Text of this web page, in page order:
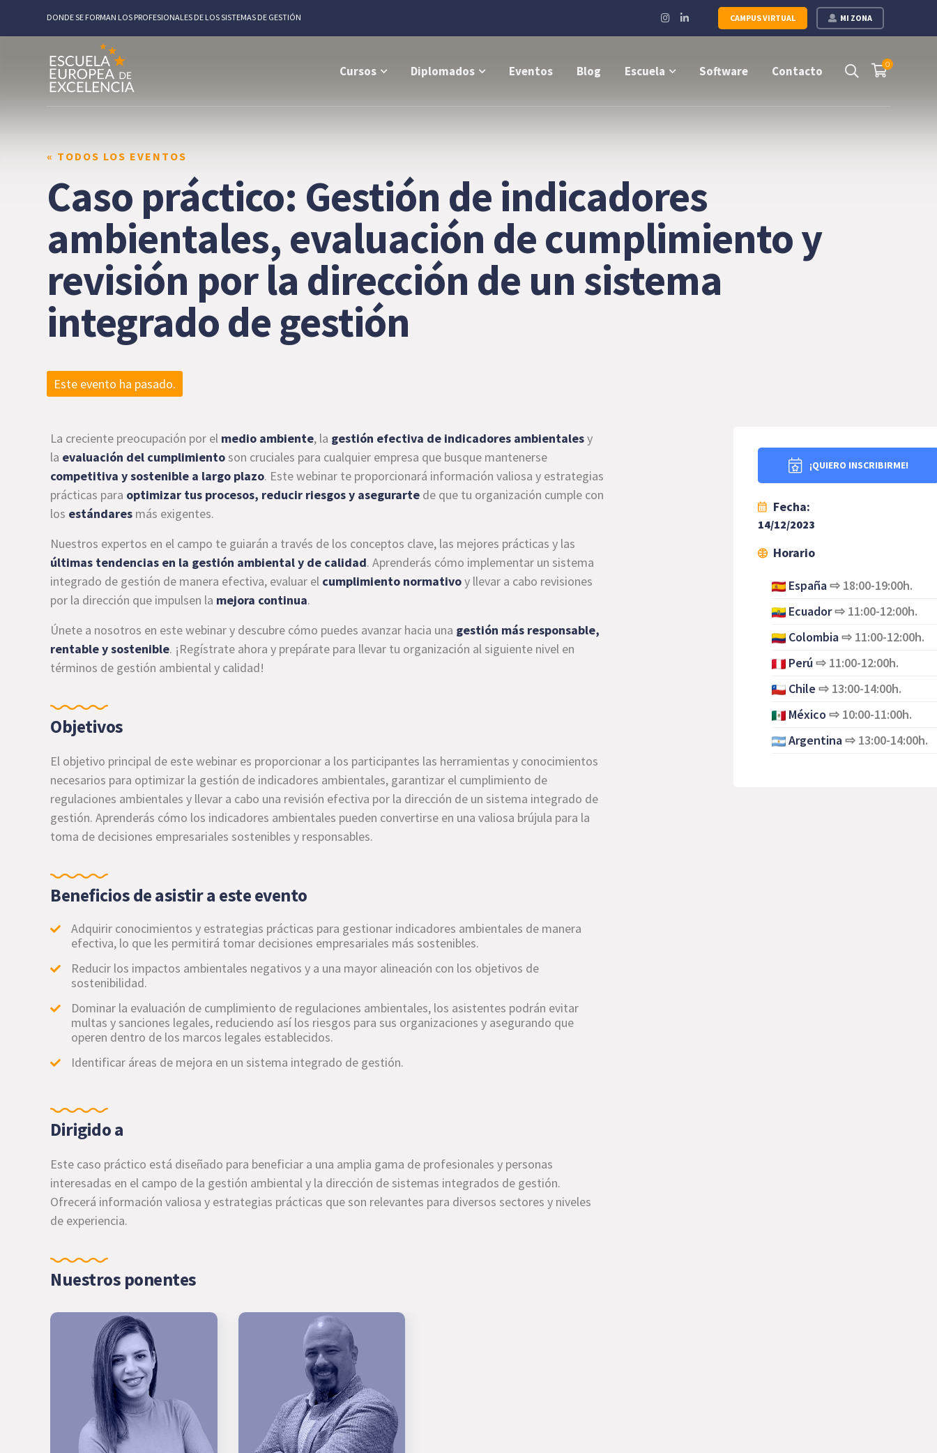
MI ZONA
CAMPUS VIRTUAL
DONDE SE FORMAN LOS PROFESIONALES DE LOS SISTEMAS DE GESTIÓN
Instagram
Profile
LinkedIn
Profile
0
Cursos Diplomados Eventos Blog Escuela Software Contacto
« TODOS LOS EVENTOS
Caso práctico: Gestión de indicadores
ambientales, evaluación de cumplimiento y
revisión por la dirección de un sistema
integrado de gestión
Este evento ha pasado.
¡QUIERO INSCRIBIRME!
Fecha:
14/12/2023
Horario
España⇨ 18:00-19:00h.
Ecuador⇨ 11:00-12:00h.
Colombia⇨ 11:00-12:00h.
Perú⇨ 11:00-12:00h.
Chile ⇨ 13:00-14:00h.
México ⇨ 10:00-11:00h.
Argentina⇨ 13:00-14:00h.
La creciente preocupación por el medio ambiente, la gestión efectiva de indicadores ambientalesy
la evaluación del cumplimientoson cruciales para cualquier empresa que busque mantenerse
competitiva y sostenible a largo plazo. Este webinar te proporcionará información valiosa y estrategias
prácticas para optimizar tus procesos, reducir riesgos y asegurarte de que tu organización cumple con
los estándares más exigentes.
Nuestros expertos en el campo te guiarán a través de los conceptos clave, las mejores prácticas y las
últimas tendencias en la gestión ambiental y de calidad. Aprenderás cómo implementar un sistema
integrado de gestión de manera efectiva, evaluar el cumplimiento normativoy llevar a cabo revisiones
por la dirección que impulsen la mejora continua.
Únete a nosotros en este webinar y descubre cómo puedes avanzar hacia una gestión más responsable,
rentable y sostenible. ¡Regístrate ahora y prepárate para llevar tu organización al siguiente nivel en
términos de gestión ambiental y calidad!
Objetivos
El objetivo principal de este webinar es proporcionar a los participantes las herramientas y conocimientos
necesarios para optimizar la gestión de indicadores ambientales, garantizar el cumplimiento de
regulaciones ambientales y llevar a cabo una revisión efectiva por la dirección de un sistema integrado de
gestión. Aprenderás cómo los indicadores ambientales pueden convertirse en una valiosa brújula para la
toma de decisiones empresariales sostenibles y responsables.
Beneficios de asistir a este evento
Adquirir conocimientos y estrategias prácticas para gestionar indicadores ambientales de manera
efectiva, lo que les permitirá tomar decisiones empresariales más sostenibles.
Reducir los impactos ambientales negativos y a una mayor alineación con los objetivos de
sostenibilidad.
Dominar la evaluación de cumplimiento de regulaciones ambientales, los asistentes podrán evitar
multas y sanciones legales, reduciendo así los riesgos para sus organizaciones y asegurando que
operen dentro de los marcos legales establecidos.
Identificar áreas de mejora en un sistema integrado de gestión.
Dirigido a
Este caso práctico está diseñado para beneficiar a una amplia gama de profesionales y personas
interesadas en el campo de la gestión ambiental y la dirección de sistemas integrados de gestión.
Ofrecerá información valiosa y estrategias prácticas que son relevantes para diversos sectores y niveles
de experiencia.
Nuestros ponentes